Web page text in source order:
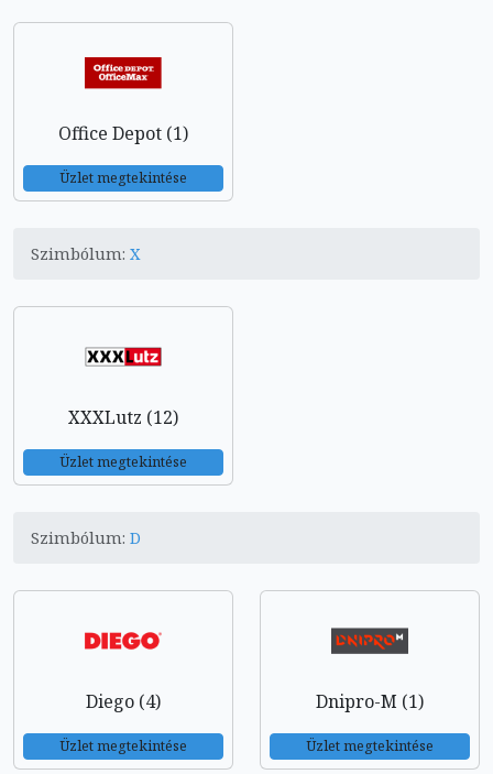
Office Depot (1)
Üzlet megtekintése
Szimbólum: X
XXXLutz (12)
Üzlet megtekintése
Szimbólum: D
Diego (4)
Üzlet megtekintése
Dnipro-M (1)
Üzlet megtekintése